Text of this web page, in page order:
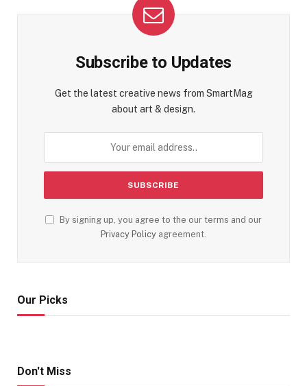
Subscribe to Updates
Get the latest creative news from SmartMag
about art & design.
By signing up, you agree to the our terms and our
Privacy Policy agreement.
Our Picks
Don't Miss